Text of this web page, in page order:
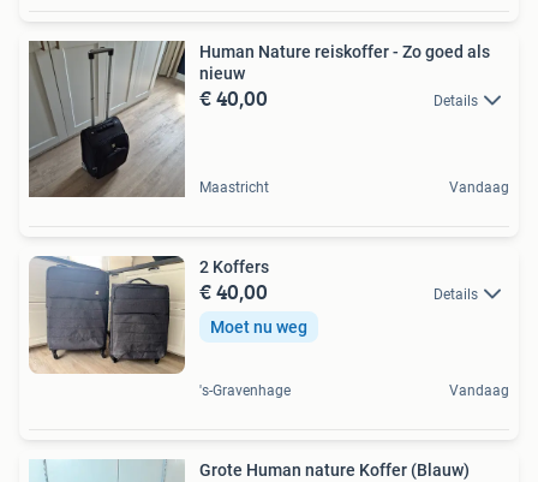
Human Nature reiskoffer - Zo goed als
nieuw
€ 40,00 Details
Maastricht Vandaag
2 Koffers
€ 40,00 Details
Moet nu weg
's-Gravenhage Vandaag
Grote Human nature Koffer (Blauw)